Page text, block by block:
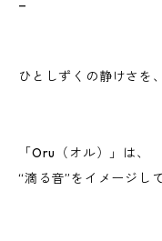
ひとしずくの静けさを
「Oru（オル）」は、
“滴る音”をイメージし